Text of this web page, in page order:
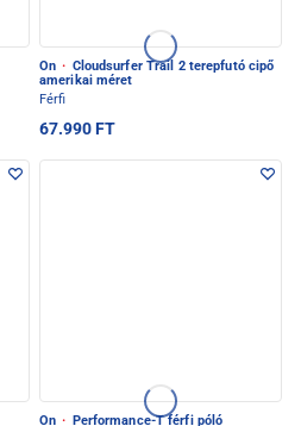
On · Cloudsurfer Trail 2 terepfutó cipő
amerikai méret
Férfi
67.990 FT
On ·
Performance-T férfi póló